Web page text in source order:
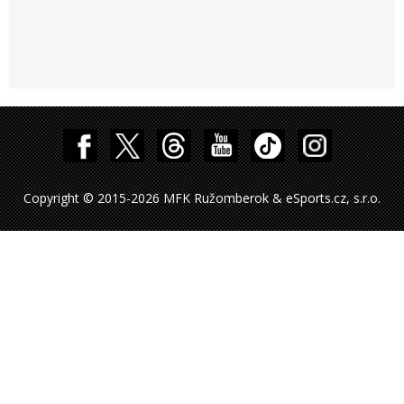
Copyright © 2015-2026 MFK Ružomberok & eSports.cz, s.r.o.